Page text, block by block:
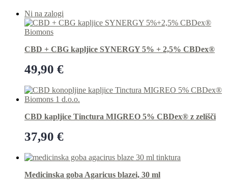
Ni na zalogi
CBD + CBG kapljice SYNERGY 5% + 2,5% CBDex®
49,90 €
CBD kapljice Tinctura MIGREO 5% CBDex® z zelišči
37,90 €
Medicinska goba Agaricus blazei, 30 ml